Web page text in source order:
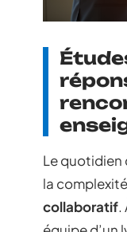
Le quotidien
la
collaboratif.